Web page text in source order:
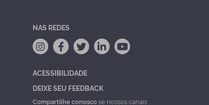
NAS REDES
ACESSIBILIDADE
DEIXE SEU FEEDBACK
Compartilhe conoscose nossos canais